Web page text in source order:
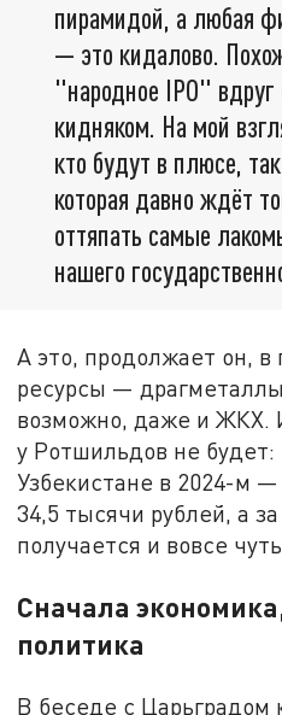
пирамидой, а любая
— это кидалово.
"народное IPO"
кидняком. На мой
кто будут в плюсе,
которая давно ждёт
оттяпать самые
нашего
А это, продолжает он, в
ресурсы —
возможно, даже и ЖКХ.
у Ротшильдов не будет:
Узбекистане в 2024-м
34,5 тысячи рублей, а
получается и вовсе
Сначала
политика
В беседе с Царьградом